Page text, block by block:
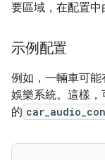
要區域，在配置中
示例配置
例如，一輛車可
娛樂系統。這樣，
的